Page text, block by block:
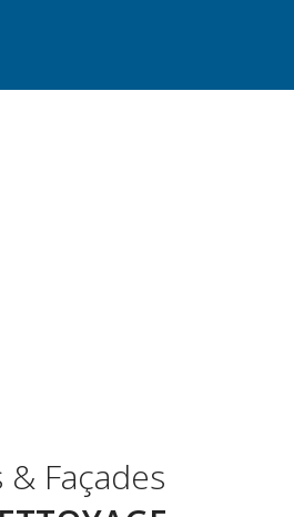
& Façades